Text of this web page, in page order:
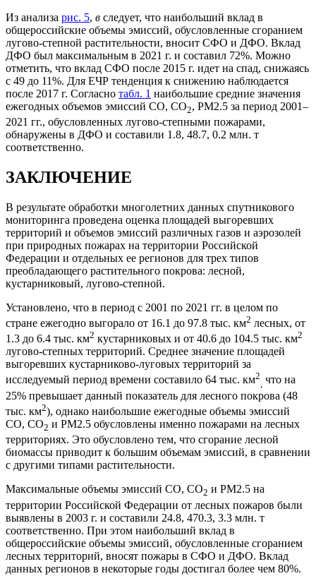
Из анализа рис. 5, в следует, что наибольший вклад в
общероссийские объемы эмиссий, обусловленные сгоранием
лугово-степной растительности, вносит СФО и ДФО. Вклад
ДФО был максимальным в 2021 г. и составил 72%. Можно
отметить, что вклад СФО после 2015 г. идет на спад, снижаясь
с 49 до 11%. Для ЕЧР тенденция к снижению наблюдается
после 2017 г. Согласно табл. 1 наибольшие средние значения
ежегодных объемов эмиссий СО, CO2, PM2.5 за период 2001–
2021 гг., обусловленных лугово-степными пожарами,
обнаружены в ДФО и составили 1.8, 48.7, 0.2 млн. т
соответственно.
ЗАКЛЮЧЕНИЕ
В результате обработки многолетних данных спутникового
мониторинга проведена оценка площадей выгоревших
территорий и объемов эмиссий различных газов и аэрозолей
при природных пожарах на территории Российской
Федерации и отдельных ее регионов для трех типов
преобладающего растительного покрова: лесной,
кустарниковый, лугово-степной.
Установлено, что в период с 2001 по 2021 гг. в целом по
стране ежегодно выгорало от 16.1 до 97.8 тыс. км2 лесных, от
1.3 до 6.4 тыс. км2 кустарниковых и от 40.6 до 104.5 тыс. км2
лугово-степных территорий. Среднее значение площадей
выгоревших кустарниково-луговых территорий за
исследуемый период времени составило 64 тыс. км2 что на
25% превышает данный показатель для лесного покрова (48
тыс. км2), однако наибольшие ежегодные объемы эмиссий
CO, CO2 и PM2.5 обусловлены именно пожарами на лесных
территориях. Это обусловлено тем, что сгорание лесной
биомассы приводит к большим объемам эмиссий, в сравнении
с другими типами растительности.
Максимальные объемы эмиссий CO, CO2 и PM2.5 на
территории Российской Федерации от лесных пожаров были
выявлены в 2003 г. и составили 24.8, 470.3, 3.3 млн. т
соответственно. При этом наибольший вклад в
общероссийские объемы эмиссий, обусловленные сгоранием
лесных территорий, вносят пожары в СФО и ДФО. Вклад
данных регионов в некоторые годы достигал более чем 80%.